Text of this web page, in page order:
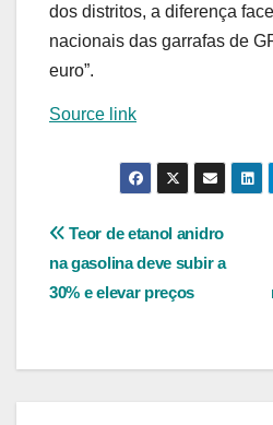
dos distritos, a diferença
nacionais das garrafas de
euro”.
Source link
Navegação
de
Teor de etanol anidro
na gasolina deve subir a
30% e elevar preços